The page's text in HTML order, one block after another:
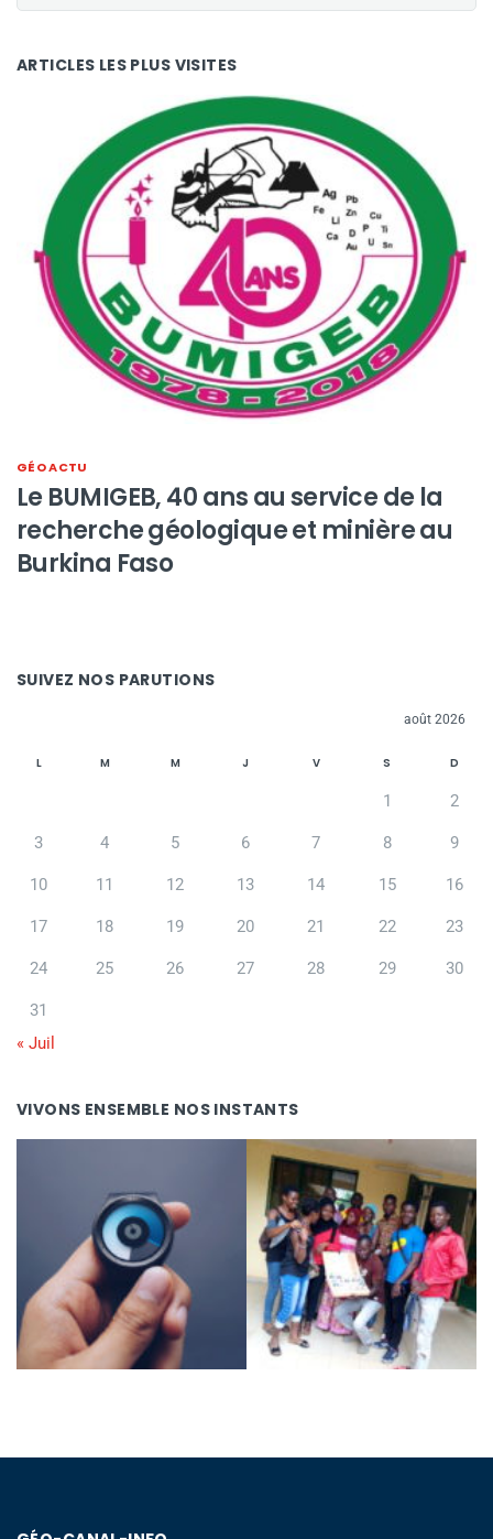
ARTICLES LES PLUS VISITES
GÉO ACTU
Le BUMIGEB, 40 ans au service de la
recherche géologique et minière au
Burkina Faso
SUIVEZ NOS PARUTIONS
août 2026
L M M J V S D
1 2
3 4 5 6 7 8 9
10 11 12 13 14 15 16
17 18 19 20 21 22 23
24 25 26 27 28 29 30
31
« Juil
VIVONS ENSEMBLE NOS INSTANTS